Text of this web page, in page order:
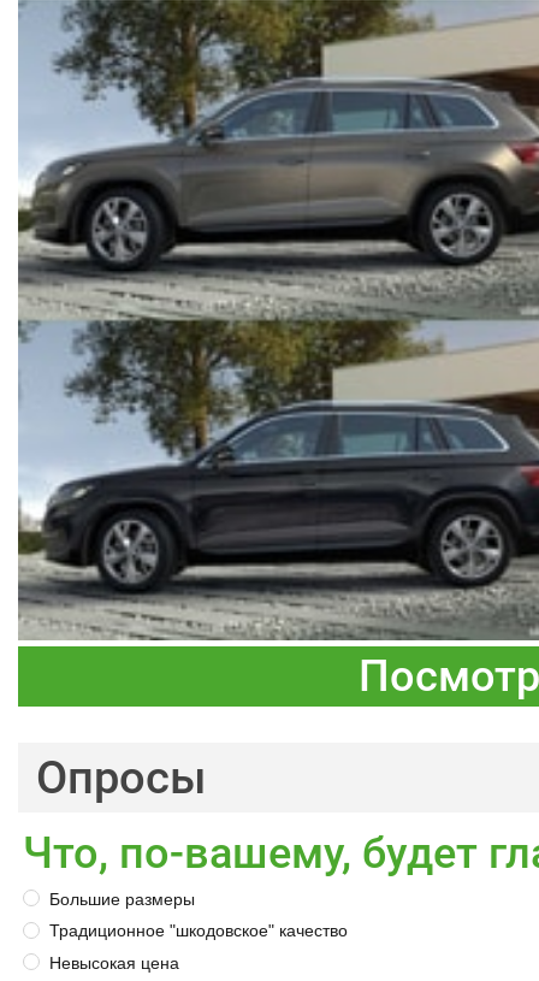
Опросы
Что, по-вашему, будет
Большие размеры
Традиционное "шкодовское" качество
Невысокая цена